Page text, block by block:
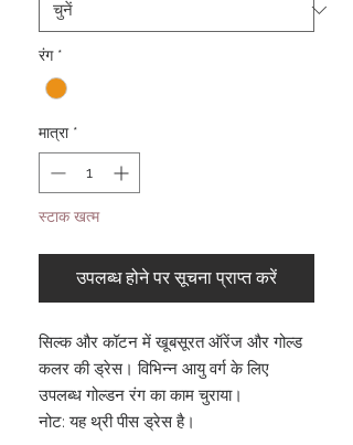
रंग *
मात्रा *
स्टाक खत्म
उपलब्ध होने पर सूचना प्राप्त करें
सिल्क और कॉटन में खूबसूरत ऑरेंज और गोल्ड
कलर की ड्रेस। विभिन्न आयु वर्ग के लिए
उपलब्ध गोल्डन रंग का काम चुराया।
नोट: यह थ्री पीस ड्रेस है।